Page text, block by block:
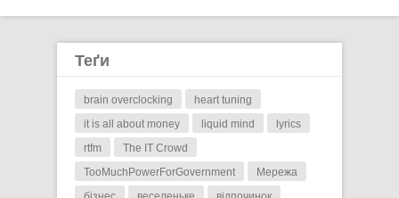
navigation
Теґи
brain overclocking
heart tuning
it is all about money
liquid mind
lyrics
rtfm
The IT Crowd
TooMuchPowerForGovernment
Мережа